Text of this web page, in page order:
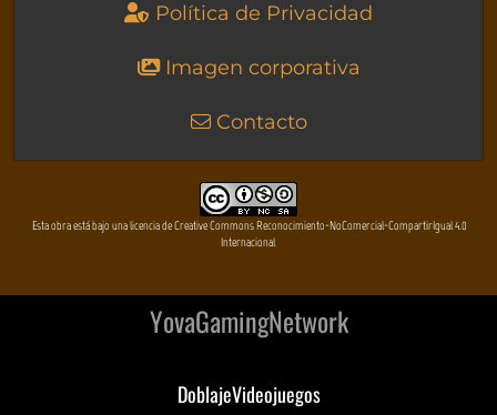
Política de Privacidad
Imagen corporativa
Contacto
Esta obra está bajo una licencia de Creative Commons Reconocimiento-NoComercial-CompartirIgual 4.0
Internacional
YovaGamingNetwork
DoblajeVideojuegos